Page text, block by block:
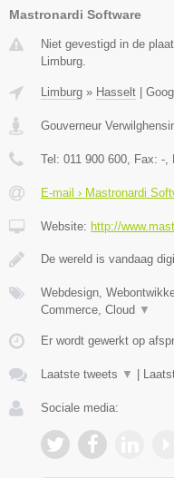
Mastronardi Software
Niet gevestigd in de
Limburg.
Limburg » Hasselt
Gouverneur
Tel: 011 900 600, Fax: -,
E-mail › Mastronardi
Website: http://
De wereld is vandaag
Webdesign,
Commerce, Cloud ▼
Er wordt gewerkt op
Laatste tweets ▼
Sociale media: